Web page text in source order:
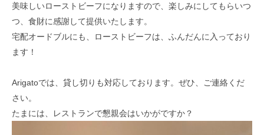
美味しいローストビーフになりますので、楽しみにしてもらいつ
つ、食財に感謝して提供いたします。
宅配オードブルにも、ローストビーフは、ふんだんに入っており
ます！
Arigatoでは、貸し切りも対応しております。ぜひ、ご連絡くだ
さい。
たまには、レストランで懇親会はいかがですか？